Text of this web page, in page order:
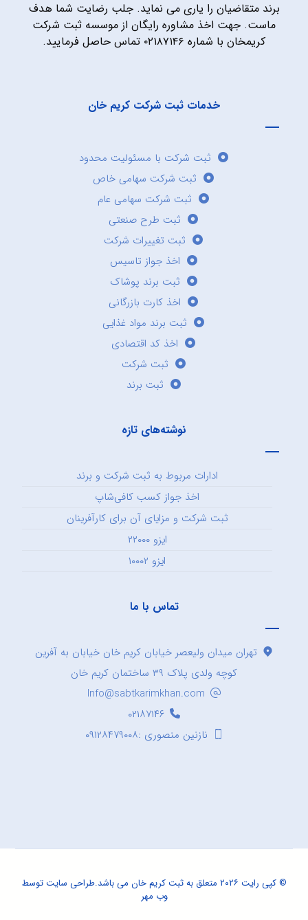
برند متقاضیان را یاری می نماید. جلب رضایت شما هدف
ماست. جهت اخذ مشاوره رایگان از موسسه ثبت شرکت
کریمخان با شماره ۰۲۱۸۷۱۴۶ تماس حاصل فرمایید.
خدمات ثبت شرکت کریم خان
ثبت شرکت با مسئولیت محدود
ثبت شرکت سهامی خاص
ثبت شرکت سهامی عام
ثبت طرح صنعتی
ثبت تغییرات شرکت
اخذ جواز تاسیس
ثبت برند پوشاک
اخذ کارت بازرگانی
ثبت برند مواد غذایی
اخذ کد اقتصادی
ثبت شرکت
ثبت برند
نوشته‌های تازه
ادارات مربوط به ثبت شرکت و برند
اخذ جواز کسب کافی‌شاپ
ثبت شرکت و مزایای آن برای کارآفرینان
ایزو ۲۲۰۰۰
ایزو ۱۰۰۰۲
تماس با ما
تهران میدان ولیعصر خیابان کریم خان خیابان به آفرین
کوچه ولدی پلاک ۳۹ ساختمان کریم خان
Info@sabtkarimkhan.com
۰۲۱۸۷۱۴۶
نازنین منصوری :۰۹۱۲۸۴۷۹۰۰۸
© کپی رایت ۲۰۲۶ متعلق به ثبت کریم خان می باشد. طراحی سایتتوسط
وب مهر